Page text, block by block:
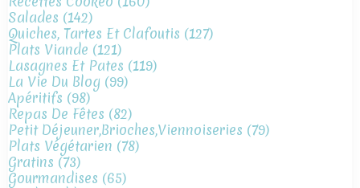
Salades (142)
Quiches, Tartes Et Clafoutis (127)
Plats Viande (121)
Lasagnes Et Pates (119)
La Vie Du Blog (99)
Apéritifs (98)
Repas De Fêtes (82)
Petit Déjeuner,brioches,viennoiseries (79)
Plats Végétarien (78)
Gratins (73)
Gourmandises (65)